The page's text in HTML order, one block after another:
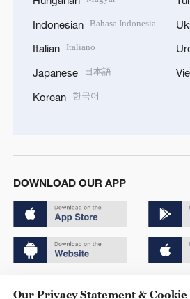
Indonesian Bahasa Indonesia
Italian Italiano
Japanese 日本語
Korean 한국어
DOWNLOAD OUR APP
Our Privacy Statement & Cookie